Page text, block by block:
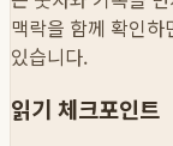
맥락을 함께 확인
있습니다.
읽기 체크포인트